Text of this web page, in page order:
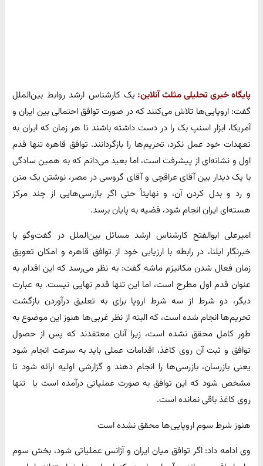
پایگاه خبری تحلیلی مثلث آنلاین: یک کارشناس ارشد روابط بین‌الملل
گفت: اروپایی‌ها تلاش می‌کنند که در صورت توافق احتمالی بین ایران و
آمریکا، ابزار اسنپ بک را در دست داشته باشند تا هر زمان که ایران به
تعهدات خود عمل نکرد، تحریم‌ها را بازگردانند. توافق قاهره تنها قدم
اول و نشانه‌ای از پیشرفت است، اما بعید می‌دانم که به همین سادگی
با یک دیدار بین آقای عراقچی و آقای گروسی در مصر، نوشتن یک متن
و رد و بدل کردن آن، و نهایتاً حتی اگر بازرسی‌هایی از چند مرکز
هسته‌ای ایران انجام شود، قضیه به پایان برسد.
امیرعلی ابوالفتح کارشناس ارشد مسائل بین‌الملل در گفت‌وگو با
خبرنگار ایلنا، در رابطه با ارزیابی خود از توافق قاهره و امکان تعویق
زمان فعال شدن مکانیزم ماشه گفت: به نظر می‌رسد که این اقدام به
عنوان قدم اول مطرح است، اما این تنها قدم نهایی نیست. به عبارت
دیگر، دو شرط از سه شرط اروپا برای به تعلیق درآوردن بازگشت
تحریم‌ها انجام شده است، که البته از نظر غربی‌ها هنوز این موضوع به
طور کامل محقق نشده است، زیرا آنان معتقدند که پس از حصول
توافق و ثبت آن روی کاغذ، اقدامات عملی باید به سرعت انجام شود
یعنی بازرسان، بازرسی‌ها را انجام دهند و گزارشی اولیه ارائه شود تا
مشخص شود که این توافق به صورت عملیاتی درآمده است یا تنها
روی کاغذ باقی نمانده است.
هنوز شرط سوم اروپایی‌ها محقق نشده است
وی ادامه داد: اگر توافق میان ایران و آژانس عملیاتی شود، بخش سوم